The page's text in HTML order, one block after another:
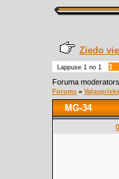
Ziedo
Lappuse 1 no 1
1
Foruma
Forums » Vaļasprieks
MG-34